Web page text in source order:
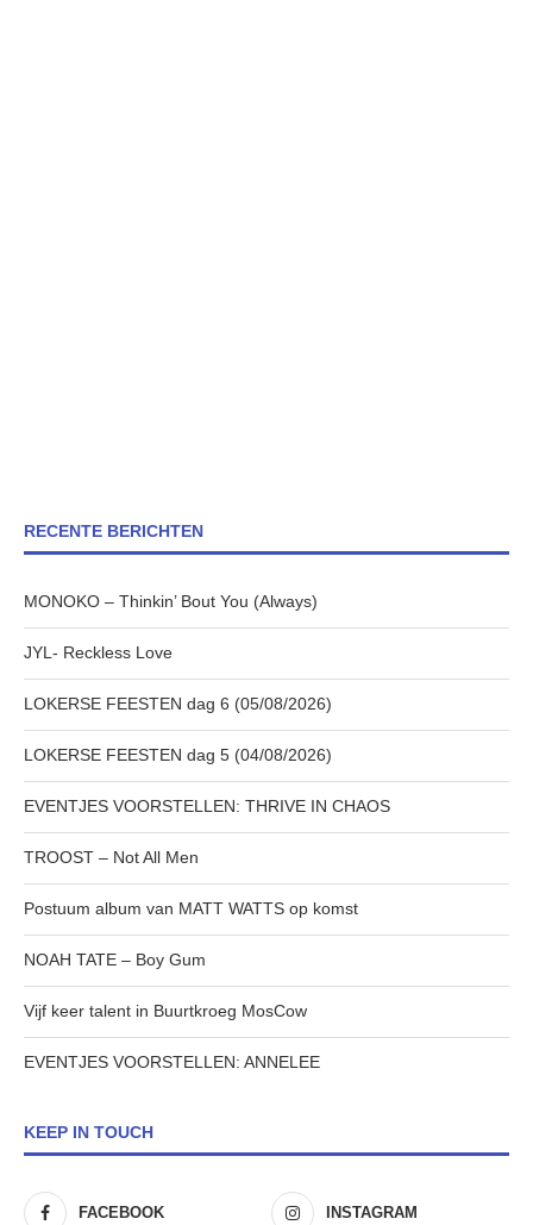
RECENTE BERICHTEN
MONOKO – Thinkin’ Bout You (Always)
JYL- Reckless Love
LOKERSE FEESTEN dag 6 (05/08/2026)
LOKERSE FEESTEN dag 5 (04/08/2026)
EVENTJES VOORSTELLEN: THRIVE IN CHAOS
TROOST – Not All Men
Postuum album van MATT WATTS op komst
NOAH TATE – Boy Gum
Vijf keer talent in Buurtkroeg MosCow
EVENTJES VOORSTELLEN: ANNELEE
KEEP IN TOUCH
FACEBOOK INSTAGRAM